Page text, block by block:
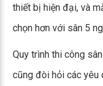
thiết bị hiện đại, và
chọn hơn với sân 5
Quy trình thi công
cũng đòi hỏi các yêu